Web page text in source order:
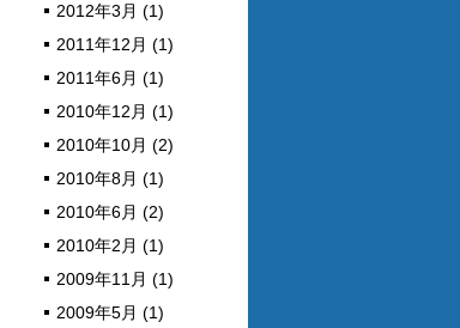
2012年3月 (1)
2011年12月 (1)
2011年6月 (1)
2010年12月 (1)
2010年10月 (2)
2010年8月 (1)
2010年6月 (2)
2010年2月 (1)
2009年11月 (1)
2009年5月 (1)